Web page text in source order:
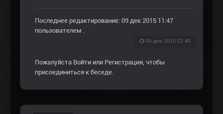
Последнее редактирование: 09 дек 2015 11:47
пользователем
09 дек 2015 02:40
Пожалуйста Войти или Регистрация , чтобы
присоединиться к беседе.